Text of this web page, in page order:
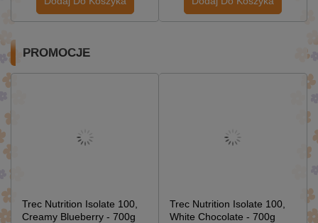
PROMOCJE
Trec Nutrition Isolate 100,
Creamy Blueberry - 700g
Trec Nutrition Isolate 100,
White Chocolate - 700g